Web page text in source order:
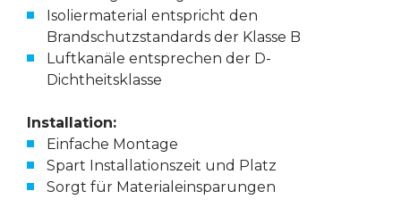
Isoliermaterial entspricht den
Brandschutzstandards der Klasse B
Luftkanäle entsprechen der D-
Dichtheitsklasse
Installation:
Einfache Montage
Spart Installationszeit und Platz
Sorgt für Materialeinsparungen